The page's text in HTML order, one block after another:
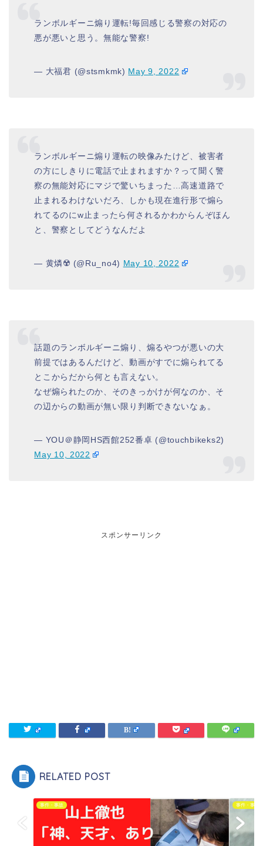
ランボルギーニ煽り運転!毎回感じる警察の対応の
悪が悪いと思う。無能な警察!
— 大福君 (@stsmkmk) May 9, 2022
ランボルギーニ煽り運転の映像みたけど、被害者
の方にしきりに電話で止まれますか？って聞く警
察の無能対応にマジで驚いちまった…高速道路で
止まれるわけないだろ、しかも現在進行形で煽ら
れてるのにw止まったら何されるかわからんぞほん
と、警察としてどうなんだよ
— 黄燐☢️ (@Ru_no4) May 10, 2022
話題のランボルギーニ煽り、煽るやつが悪いの大
前提ではあるんだけど、動画がすでに煽られてる
とこからだから何とも言えない。
なぜ煽られたのか、そのきっかけが何なのか、そ
の辺からの動画が無い限り判断できないなぁ。
— YOU＠静岡HS西館252番卓 (@touchbikeks2)
May 10, 2022
スポンサーリンク
RELATED POST
事件・事故 事件・事故